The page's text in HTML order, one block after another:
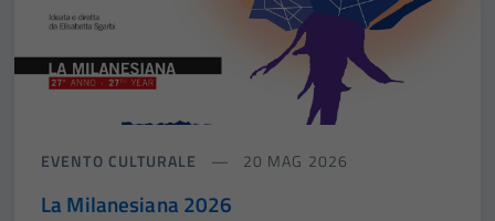
EVENTO CULTURALE 20 MAG 2026
La Milanesiana 2026